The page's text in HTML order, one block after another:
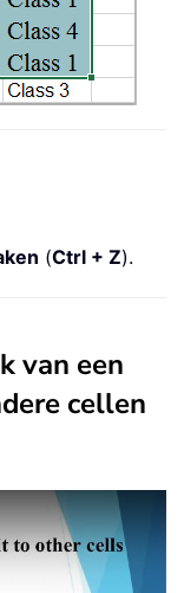
(Ctrl + Z).
van een
cellen